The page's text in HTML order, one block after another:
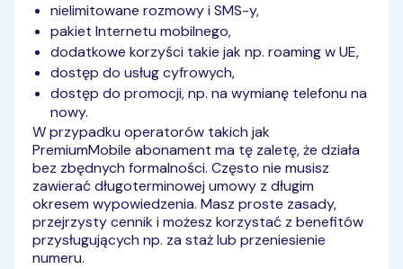
nielimitowane rozmowy i SMS-y,
pakiet Internetu mobilnego,
dodatkowe korzyści takie jak np. roaming w UE,
dostęp do usług cyfrowych,
dostęp do promocji, np. na wymianę telefonu na
nowy.
W przypadku operatorów takich jak
PremiumMobile abonament ma tę zaletę, że działa
bez zbędnych formalności. Często nie musisz
zawierać długoterminowej umowy z długim
okresem wypowiedzenia. Masz proste zasady,
przejrzysty cennik i możesz korzystać z benefitów
przysługujących np. za staż lub przeniesienie
numeru.